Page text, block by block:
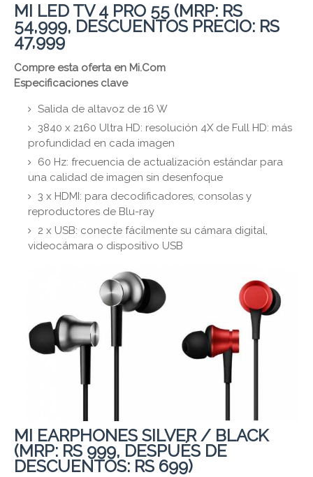
MI LED TV 4 PRO 55 (MRP: RS
54,999, DESCUENTOS PRECIO: RS
47,999
Compre esta oferta en Mi.Com
Especificaciones clave
Salida de altavoz de 16 W
3840 x 2160 Ultra HD: resolución 4X de Full HD: más
profundidad en cada imagen
60 Hz: frecuencia de actualización estándar para
una calidad de imagen sin desenfoque
3 x HDMI: para decodificadores, consolas y
reproductores de Blu-ray
2 x USB: conecte fácilmente su cámara digital,
videocámara o dispositivo USB
MI EARPHONES SILVER / BLACK
(MRP: RS 999, DESPUÉS DE
DESCUENTOS: RS 699)